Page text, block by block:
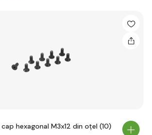
hexagonal M3x12 din oțel (10)